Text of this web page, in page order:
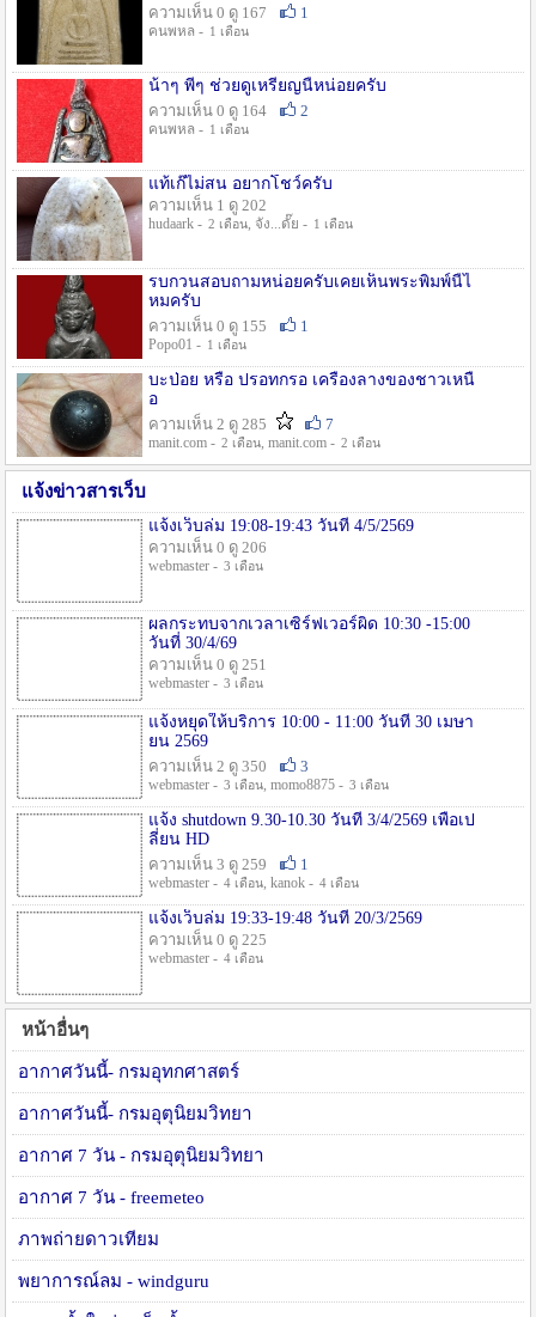
ความเห็น 0 ดู 167
1
คนพหล - 1 เดือน
น้าๆ พี่ๆ ช่วยดูเหรียญนี้หน่อยครับ
ความเห็น 0 ดู 164
2
คนพหล - 1 เดือน
แท้เก๊ไม่สน อยากโชว์ครับ
ความเห็น 1 ดู 202
hudaark - 2 เดือน, จัง...ดั๊ย - 1 เดือน
รบกวนสอบถามหน่อยครับเคยเห็นพระพิมพ์นี้ไ
หมครับ
ความเห็น 0 ดู 155
1
Popo01 - 1 เดือน
บะป่อย หรือ ปรอทกรอ เครื่องลางของชาวเหนื
อ
ความเห็น 2 ดู 285
7
manit.com - 2 เดือน, manit.com - 2 เดือน
แจ้งข่าวสารเว็บ
แจ้งเว็บล่ม 19:08-19:43 วันที่ 4/5/2569
ความเห็น 0 ดู 206
webmaster - 3 เดือน
ผลกระทบจากเวลาเซิร์ฟเวอร์ผิด 10:30 -15:00
วันที่ 30/4/69
ความเห็น 0 ดู 251
webmaster - 3 เดือน
แจ้งหยุดให้บริการ 10:00 - 11:00 วันที่ 30 เมษา
ยน 2569
ความเห็น 2 ดู 350
3
webmaster - 3 เดือน, momo8875 - 3 เดือน
แจ้ง shutdown 9.30-10.30 วันที่ 3/4/2569 เพื่อเป
ลี่ยน HD
ความเห็น 3 ดู 259
1
webmaster - 4 เดือน, kanok - 4 เดือน
แจ้งเว็บล่ม 19:33-19:48 วันที่ 20/3/2569
ความเห็น 0 ดู 225
webmaster - 4 เดือน
หน้าอื่นๆ
อากาศวันนี้- กรมอุทกศาสตร์
อากาศวันนี้- กรมอุตุนิยมวิทยา
อากาศ 7 วัน - กรมอุตุนิยมวิทยา
อากาศ 7 วัน - freemeteo
ภาพถ่ายดาวเทียม
พยาการณ์ลม - windguru